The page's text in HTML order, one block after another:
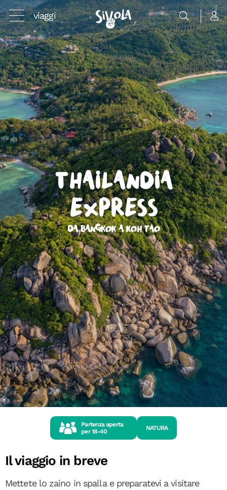
viaggi
Thailandia
Express
da Bangkok a Koh Tao
Partenza aperta
per18-40
NATURA
Il viaggio in breve
Mettete lo zaino in spalla e preparatevi a visitare